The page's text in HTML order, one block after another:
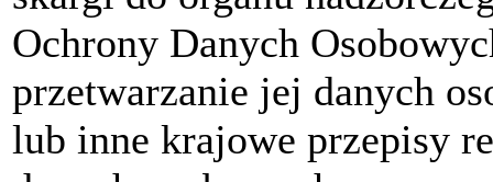
Ochrony Danych
przetwarzanie jej danych
lub inne krajowe przepisy